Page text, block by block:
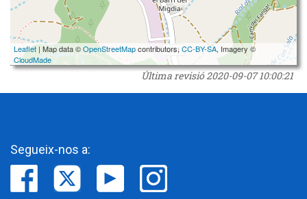
Leaflet | Map data ©OpenStreetMapcontributors, CC-BY-SA, Imagery ©
CloudMade
Última revisió2020-09-07 10:00:21
Segueix-nos a: